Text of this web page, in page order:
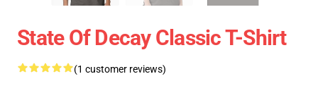
State Of Decay Classic T-Shirt
(1 customer reviews)